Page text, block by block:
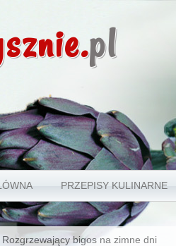
pl
PRZEPISY KULINARNE
Rozgrzewający bigos na zimne dni